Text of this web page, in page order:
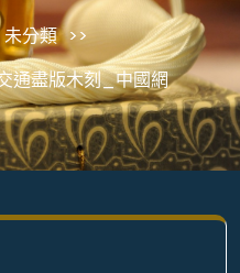
未分類 >>
通盡版木刻_中國網